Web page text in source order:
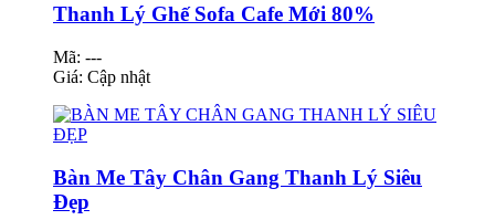
Thanh Lý Ghế Sofa Cafe Mới 80%
Mã: ---
Giá: Cập nhật
Bàn Me Tây Chân Gang Thanh Lý Siêu
Đẹp